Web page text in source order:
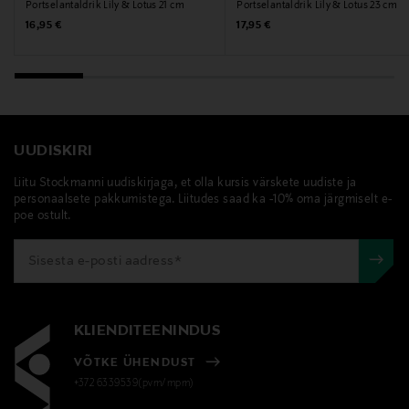
Märksõnad
Portselantaldrik Lily & Lotus 21 cm
Original Price
16,95 €
Portselantaldrik Lily & Lotus 23 cm
Original Price
17,95 €
UUDISKIRI
Liitu Stockmanni uudiskirjaga, et olla kursis värskete uudiste ja
personaalsete pakkumistega. Liitudes saad ka -10% oma järgmiselt e-
poe ostult.
KLIENDITEENINDUS
VÕTKE ÜHENDUST
+372 6339539(pvm/mpm)